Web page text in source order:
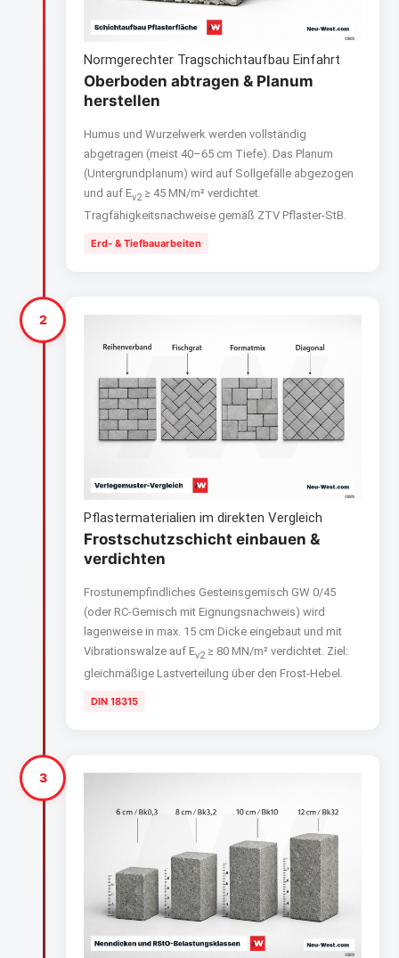
Normgerechter Tragschichtaufbau Einfahrt
Oberboden abtragen & Planum
herstellen
Humus und Wurzelwerk werden vollständig
abgetragen (meist 40–65 cm Tiefe). Das Planum
(Untergrundplanum) wird auf Sollgefälle abgezogen
und auf Ev2 ≥ 45 MN/m² verdichtet.
Tragfähigkeitsnachweise gemäß ZTV Pflaster-StB.
Erd- & Tiefbauarbeiten
2
Pflastermaterialien im direkten Vergleich
Frostschutzschicht einbauen &
verdichten
Frostunempfindliches Gesteinsgemisch GW 0/45
(oder RC-Gemisch mit Eignungsnachweis) wird
lagenweise in max. 15 cm Dicke eingebaut und mit
Vibrationswalze auf Ev2 ≥ 80 MN/m² verdichtet. Ziel:
gleichmäßige Lastverteilung über den Frost-Hebel.
DIN 18315
3